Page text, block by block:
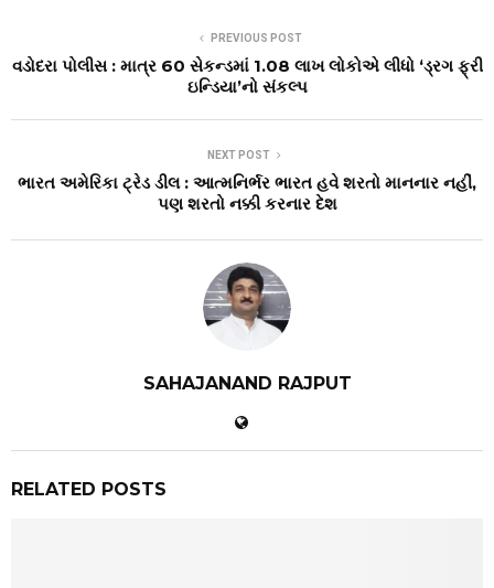
PREVIOUS POST
વડોદરા પોલીસ : માત્ર 60 સેકન્ડમાં 1.08 લાખ લોકોએ લીધો ‘ડ્રગ ફ્રી
ઇન્ડિયા’નો સંકલ્પ
NEXT POST
ભારત અમેરિકા ટ્રેડ ડીલ : આત્મનિર્ભર ભારત હવે શરતો માનનાર નહીં,
પણ શરતો નક્કી કરનાર દેશ
SAHAJANAND RAJPUT
RELATED POSTS